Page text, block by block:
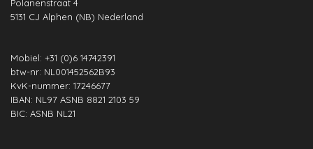
m
Polanenstraat 4
5131 CJ Alphen (NB) Nederland
Mobiel: +31 (0)6 14742391
btw-nr: NL001452562B93
KvK-nummer: 17246677
IBAN: NL97 ASNB 8821 2103 59
BIC: ASNB NL21